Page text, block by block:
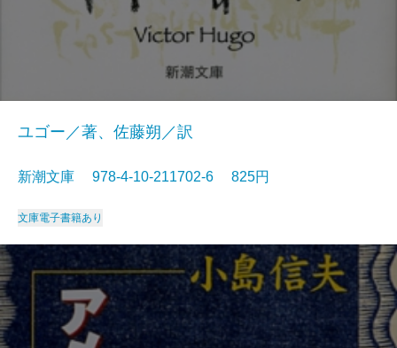
ユゴー／著、佐藤朔／訳
新潮文庫 978-4-10-211702-6 825円
文庫電子書籍あり